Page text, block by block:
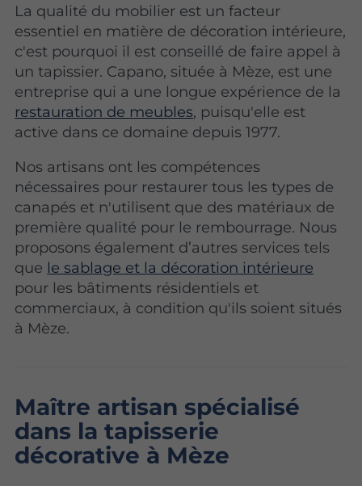
La qualité du mobilier est un facteur
essentiel en matière de décoration intérieure,
c'est pourquoi il est conseillé de faire appel à
un tapissier. Capano, située à Mèze, est une
entreprise qui a une longue expérience de la
restauration de meubles, puisqu'elle est
active dans ce domaine depuis 1977.
Nos artisans ont les compétences
nécessaires pour restaurer tous les types de
canapés et n'utilisent que des matériaux de
première qualité pour le rembourrage. Nous
proposons également d’autres services tels
que le sablage et la décoration intérieure
pour les bâtiments résidentiels et
commerciaux, à condition qu'ils soient situés
à Mèze.
Maître artisan spécialisé
dans la tapisserie
décorative à Mèze